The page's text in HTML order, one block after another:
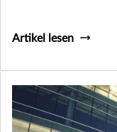
Artikel lesen